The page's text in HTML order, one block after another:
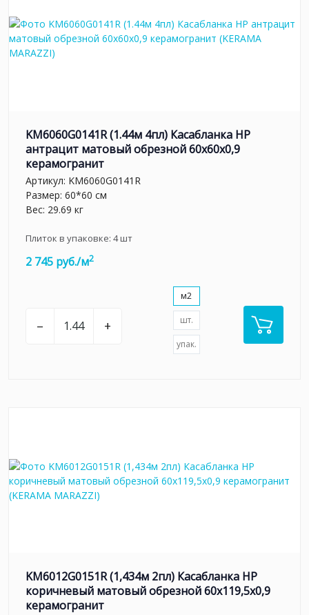
KM6060G0141R (1.44м 4пл) Касабланка HP
антрацит матовый обрезной 60x60x0,9
керамогранит
Артикул: KM6060G0141R
Размер: 60*60 см
Вес: 29.69 кг
Плиток в упаковке: 4шт
2 745 руб./м2
– +
м2
шт.
упак.
KM6012G0151R (1,434м 2пл) Касабланка HP
коричневый матовый обрезной 60x119,5x0,9
керамогранит